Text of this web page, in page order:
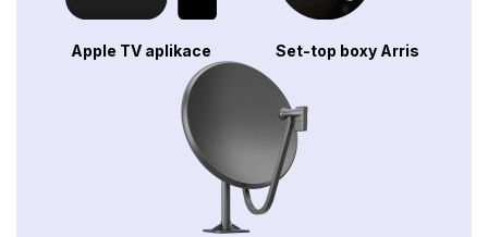
Apple TV aplikace Set-top boxy Arris